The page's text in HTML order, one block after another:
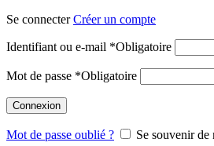
Se connecterCréer un compte
Identifiant ou e-mail *Obligatoire
Mot de passe *Obligatoire
Connexion
Mot de passe oublié ?
Se souvenir de